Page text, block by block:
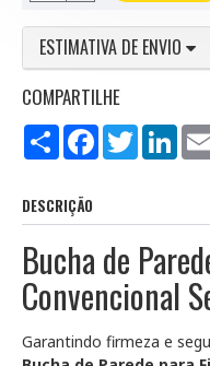
ESTIMATIVA DE ENVIO
COMPARTILHE
Compartilhar
FacebookTwitter
DESCRIÇÃO
Bucha de
Convencional
Garantindo firmeza e